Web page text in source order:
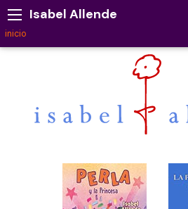
Isabel Allende
inicio